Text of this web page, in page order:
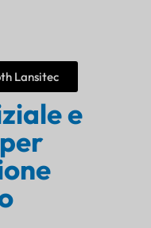
Lansitec
e